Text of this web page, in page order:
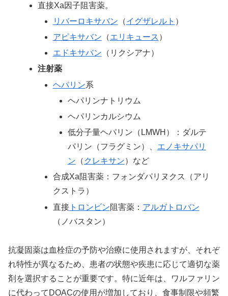
直接Xa因子阻害薬。
リバーロキサバン （イグザレルト ）
アピキサバン （エリキュース ）
エドキサバン （リクシアナ）
注射薬
ヘパリン系
ヘパリンナトリウム
ヘパリンカルシウム
低分子量ヘパリン（LMWH）：ダルテ
パリン（フラグミン）、 エノキサパリ
ン （ クレキサン）など
合成Xa阻害薬：フォンダパリヌクス（アリ
クストラ）
直接トロンビン阻害薬： アルガトロバン
（ノバスタン）
抗凝固薬は血栓症の予防や治療に使用されますが、それぞ
れ特性が異なるため、患者の状態や疾患に応じて適切な薬
剤を選択することが重要です。特に近年は、ワルファリン
に代わってDOACの使用が増加しており、食事制限や頻繁